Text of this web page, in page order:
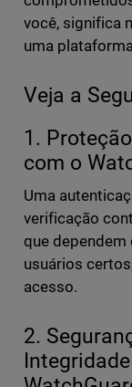
você, significa
uma
Veja a
1.
com o
Uma
verificação
que dependem
usuários
acesso.
2.